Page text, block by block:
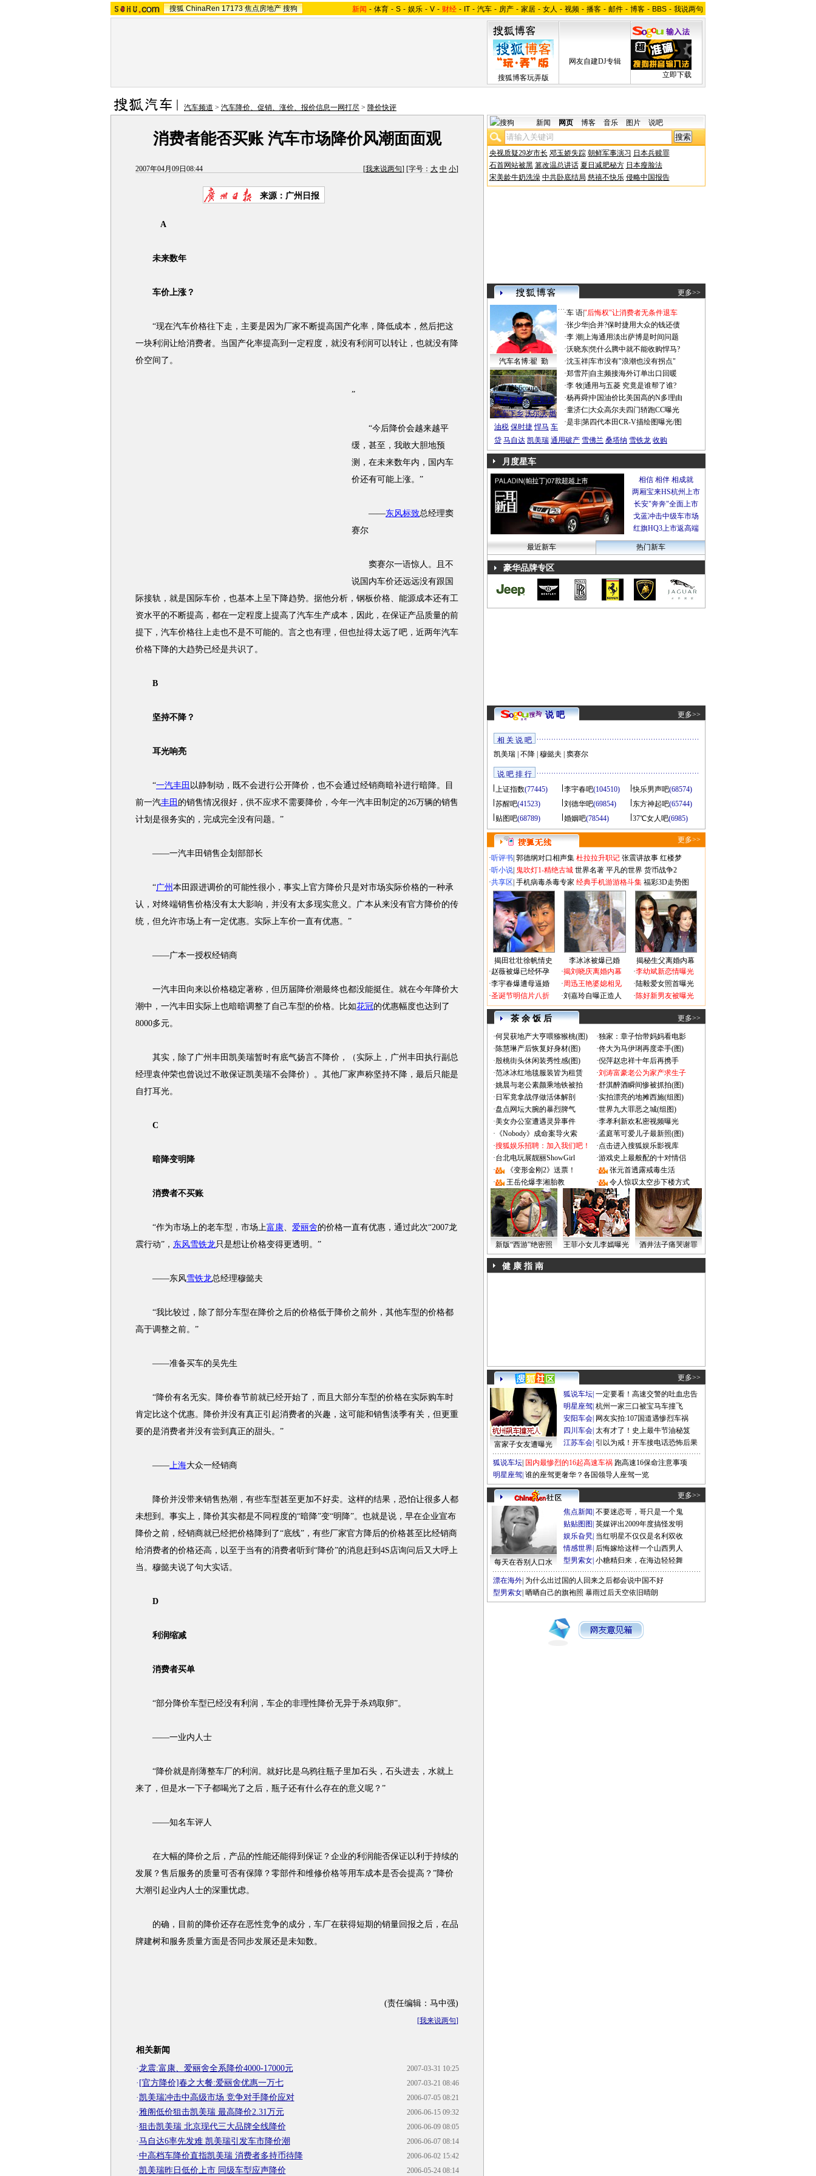
搜狐 ChinaRen 17173 焦点房地产 搜狗 新闻 - 体育 - S - 娱乐 - V - 财经 - IT - 汽车 - 房产 - 家居 - 女人 - 视频 - 播客 - 邮件 - 博客 - BBS - 我说两句
搜狐博客玩弄版
网友自建DJ专辑
立即下载
汽车频道 > 汽车降价、促销、涨价、报价信息一网打尽 > 降价快评
消费者能否买账 汽车市场降价风潮面面观
2007年04月09日08:44 [我来说两句] [字号： 大 中 小]
来源：广州日报
A
未来数年
车价上涨？
“现在汽车价格往下走，主要是因为厂家不断提高国产化率，降低成本，然后把这
一块利润让给消费者。当国产化率提高到一定程度，就没有利润可以转让，也就没有降
价空间了。
”
“今后降价会越来越平
缓，甚至，我敢大胆地预
测，在未来数年内，国内车
价还有可能上涨。”
——东风标致总经理窦
赛尔
窦赛尔一语惊人。且不
说国内车价还远远没有跟国
际接轨，就是国际车价，也基本上呈下降趋势。据他分析，钢板价格、能源成本还有工
资水平的不断提高，都在一定程度上提高了汽车生产成本，因此，在保证产品质量的前
提下，汽车价格往上走也不是不可能的。言之也有理，但也扯得太远了吧，近两年汽车
价格下降的大趋势已经是共识了。
B
坚持不降？
耳光响亮
“一汽丰田 以静制动，既不会进行公开降价，也不会通过经销商暗补进行暗降。目
前一汽丰田 的销售情况很好，供不应求不需要降价，今年一汽丰田制定的26万辆的销售
计划是很务实的，完成完全没有问题。”
——一汽丰田销售企划部部长
“广州 本田跟进调价的可能性很小，事实上官方降价只是对市场实际价格的一种承
认，对终端销售价格没有太大影响，并没有太多现实意义。广本从来没有官方降价的传
统，但允许市场上有一定优惠。实际上车价一直有优惠。”
——广本一授权经销商
一汽丰田向来以价格稳定著称，但历届降价潮最终也都没能挺住。就在今年降价大
潮中，一汽丰田实际上也暗暗调整了自己车型的价格。比如花冠的优惠幅度也达到了
8000多元。
其实，除了广州丰田凯美瑞暂时有底气扬言不降价，（实际上，广州丰田执行副总
经理袁仲荣也曾说过不敢保证凯美瑞不会降价）。其他厂家声称坚持不降，最后只能是
自打耳光。
C
暗降变明降
消费者不买账
“作为市场上的老车型，市场上富康、 爱丽舍的价格一直有优惠，通过此次“2007龙
震行动”， 东风雪铁龙只是想让价格变得更透明。”
——东风雪铁龙总经理穆懿夫
“我比较过，除了部分车型在降价之后的价格低于降价之前外，其他车型的价格都
高于调整之前。”
——准备买车的吴先生
“降价有名无实。降价春节前就已经开始了，而且大部分车型的价格在实际购车时
肯定比这个优惠。降价并没有真正引起消费者的兴趣，这可能和销售淡季有关，但更重
要的是消费者并没有尝到真正的甜头。”
——上海大众一经销商
降价并没带来销售热潮，有些车型甚至更加不好卖。这样的结果，恐怕让很多人都
未想到。事实上，降价其实都是不同程度的“暗降”变“明降”。也就是说，早在企业宣布
降价之前，经销商就已经把价格降到了“底线”，有些厂家官方降后的价格甚至比经销商
给消费者的价格还高，以至于当有的消费者听到“降价”的消息赶到4S店询问后又大呼上
当。穆懿夫说了句大实话。
D
利润缩减
消费者买单
“部分降价车型已经没有利润，车企的非理性降价无异于杀鸡取卵”。
——一业内人士
“降价就是削薄整车厂的利润。就好比是乌鸦往瓶子里加石头，石头进去，水就上
来了，但是水一下子都喝光了之后，瓶子还有什么存在的意义呢？”
——知名车评人
在大幅的降价之后，产品的性能还能得到保证？企业的利润能否保证以利于持续的
发展？售后服务的质量可否有保障？零部件和维修价格等用车成本是否会提高？”降价
大潮引起业内人士的深重忧虑。
的确，目前的降价还存在恶性竞争的成分，车厂在获得短期的销量回报之后，在品
牌建树和服务质量方面是否同步发展还是未知数。
(责任编辑：马中强)
[我来说两句]
相关新闻
2007-03-31 10:25
·龙震:富康、爱丽舍全系降价4000-17000元
2007-03-21 08:46
· [官方降价]春之大餐:爱丽舍优惠一万七
2006-07-05 08:21
·凯美瑞冲击中高级市场 竞争对手降价应对
2006-06-15 09:32
·雅阁低价狙击凯美瑞 最高降价2.31万元
2006-06-09 08:05
·狙击凯美瑞 北京现代三大品牌全线降价
2006-06-07 08:14
·马自达6率先发难 凯美瑞引发车市降价潮
2006-06-02 15:42
·中高档车降价直指凯美瑞 消费者多持币待降
2006-05-24 08:14
·凯美瑞昨日低价上市 同级车型应声降价
新闻 网页 博客 音乐 图片 说吧
央视质疑29岁市长 邓玉娇失踪 朝鲜军事演习 日本兵赎罪
石首网站被黑 篡改温总讲话 夏日减肥秘方 日本瘦脸法
宋美龄牛奶洗澡 中共卧底结局 慈禧不快乐 侵略中国报告
更多>>
汽车名博:翟 勤
帕萨特b6coupe谍照
·车 语|"后悔权"让消费者无条件退车
·张少华|合并?保时捷用大众的钱还债
·李 潮 上海通用淡出萨博是时间问题
·沃晓东|凭什么腾中就不能收购悍马?
·沈玉祥|车市没有"浪潮也没有拐点"
·郑雪芹| 自主频接海外订单出口回暖
·李 牧|通用与五菱 究竟是谁帮了谁?
·杨再舜|中国油价比美国高的N多理由
·童济仁|大众高尔夫四门轿跑CC曝光
·是非|第四代本田CR-V描绘图曝光/图
热点标签： 车船税
汽车下乡 沃尔沃 燃
油税 保时捷 悍马 车
贷 马自达 凯美瑞 通用破产 雪佛兰 桑塔纳 雪铁龙 收购
月度星车
宝马530Li中国上市!
比亚迪F3尊贵型上市
"荣威750"隆重亮相!
福美来2代昂首上市!
广丰凯美瑞奢华上市
最近新车 热门新车
豪华品牌专区
说 吧 更多>>
相 关 说 吧
凯美瑞| 不降| 穆懿夫 窦赛尔
说 吧 排 行
上证指数(77445) 李宇春吧(104510) 快乐男声吧(68574)
苏醒吧(41523) 刘德华吧(69854) 东方神起吧(65744)
贴图吧(68789) 婚姻吧(78544) 37℃女人吧(6985)
更多>>
·听评书 郭德纲对口相声集 杜拉拉升职记 张震讲故事 红楼梦
·听小说 鬼吹灯1-精绝古城 世界名著 平凡的世界 货币战争2
·共享区 手机病毒杀毒专家 经典手机游游格斗集 福彩3D走势图
揭田壮壮徐帆情史 李冰冰被爆已婚
揭秘生父离婚内幕
·赵薇被爆已经怀孕
·李宇春爆遭母逼婚
·圣诞节明信片八折
·揭刘晓庆离婚内幕
·周迅王艳婆媳相见
·刘嘉玲自曝正造人
·李幼斌新恋情曝光
·陆毅爱女照首曝光
·陈好新男友被曝光
茶 余 饭 后 更多>>
·何炅获地产大亨喂猕猴桃(图) ·独家：章子怡带妈妈看电影
·陈慧琳产后恢复好身材(图) ·佟大为马伊琍再度牵手(图)
·殷桃街头休闲装秀性感(图) ·倪萍赵忠祥十年后再携手
·范冰冰红地毯服装皆为租赁 ·刘涛富豪老公为家产求生子
·姚晨与老公素颜乘地铁被拍 ·舒淇醉酒瞬间惨被抓拍(图)
· 日军竟拿战俘做活体解剖 ·实拍漂亮的地摊西施(组图)
·盘点网坛大腕的暴烈脾气 ·世界九大罪恶之城(组图)
·美女办公室遭遇灵异事件 ·李孝利新欢私密视频曝光
· 《Nobody》成命案导火索 ·孟庭苇可爱儿子最新照(图)
·搜狐娱乐招聘：加入我们吧！ ·点击进入搜狐娱乐影视库
·台北电玩展靓丽ShowGirl ·游戏史上最般配的十对情侣
·
《变形金刚2》送票！ ·
张元首透露戒毒生活
·
王岳伦爆李湘胎教 · 令人惊叹太空步下楼方式
新版“西游”绝密照 王菲小女儿李嫣曝光 酒井法子痛哭谢罪
健 康 指 南
更多>>
富家子女友遭曝光
狐说车坛 一定要看！高速交警的吐血忠告
明星座驾 杭州一家三口被宝马车撞飞
安阳车会 网友实拍:107国道遇惨烈车祸
四川车会 太有才了！史上最牛节油秘笈
江苏车会 引以为戒！开车接电话恐怖后果
狐说车坛 国内最惨烈的16起高速车祸 跑高速16保命注意事项
明星座驾 谁的座驾更奢华？各国领导人座驾一览
更多>>
每天在吞别人口水
焦点新闻 不要迷恋哥，哥只是一个鬼
贴贴图图 英媒评出2009年度搞怪发明
娱乐旮旯 当红明星不仅仅是名利双收
情感世界 后悔嫁给这样一个山西男人
型男索女 小糖精归来，在海边轻轻舞
漂在海外 为什么出过国的人回来之后都会说中国不好
型男索女 晒晒自己的旗袍照 暴雨过后天空依旧晴朗